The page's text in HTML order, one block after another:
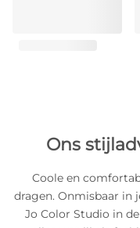
Ons
Coole en
dragen. Onmisbaar in
Jo Color Studio in